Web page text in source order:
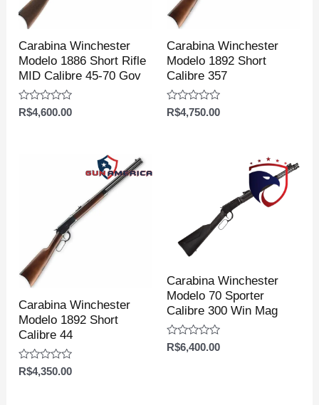
Carabina Winchester
Modelo 1886 Short Rifle
MID Calibre 45-70 Gov
Avaliação
R$4,600.00
Carabina Winchester
Modelo 1892 Short
Calibre 357
Avaliação
R$4,750.00
Carabina Winchester
Modelo 1892 Short
Calibre 44
Avaliação
0
R$4,350.00
Carabina Winchester
Modelo 70 Sporter
Calibre 300 Win Mag
Avaliação
0
R$6,400.00